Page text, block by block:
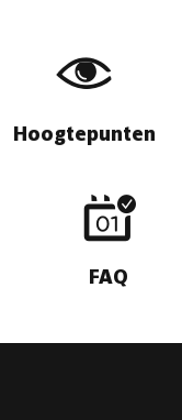
Hoogtepunten
FAQ